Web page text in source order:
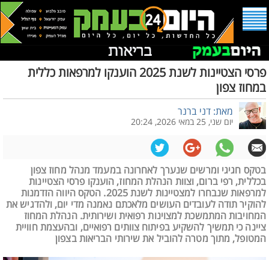
פרסי הצטיינות לשנת 2025 הוענקו למרפאות כללית
במחוז צפון
מאת: דני ברנר
יום שני, 25 במאי 2026, 20:24
בטקס חגיגי ומרשים שנערך לאחרונה במעמד מנהל מחוז צפון
בכללית, רפי ברום, וצוות הנהלת המחוז, הוענקו פרסי הצטיינות
למרפאות שנבחרו למצטיינות לשנת 2025. הטקס היווה הזדמנות
להוקיר תודה לעובדים העושים מלאכתם נאמנה מדי יום, ולהדגיש את
המחויבות המתמשכת למצוינות רפואית ושירותית. הנהלת המחוז
ציינה כי תמשיך להשקיע בפיתוח צוותים רפואיים, ובהעצמת חוויית
המטופל, מתוך מטרה להוביל את שירותי הבריאות בצפון